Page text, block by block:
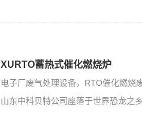
XURTO蓄热式催化燃烧炉
山东中科贝特公司座落于世界恐龙之乡的山东诸城，是一家集科技开发、生产